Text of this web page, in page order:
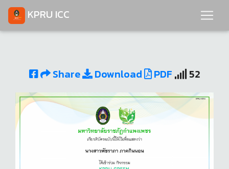
KPRU ICC
Share Download PDF 52